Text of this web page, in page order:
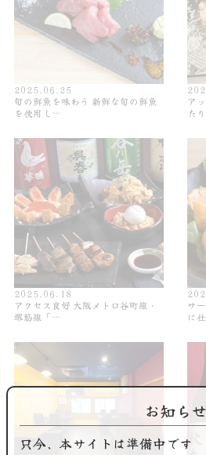
2025.06.25
旬の鮮魚を味わう 新鮮な旬の鮮魚
を使用し…
ア
た
2025.06.18
アクセス良好 大阪メトロ谷町線・
堺筋線「…
サ
に
お知らせ
只今、本サイトは準備中です